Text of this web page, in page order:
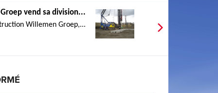
vend sa division...
Willemen Groep,...